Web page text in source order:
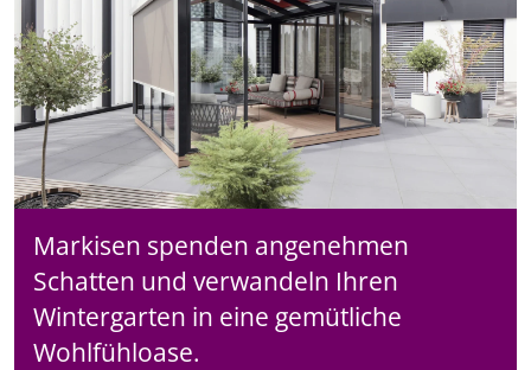
Markisen spenden angenehmen
Schatten und verwandeln Ihren
Wintergarten in eine gemütliche
Wohlfühloase.